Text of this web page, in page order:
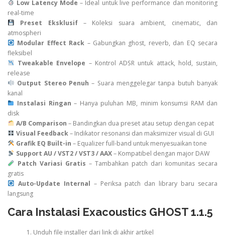
Low Latency Mode – Ideal untuk live performance dan monitoring
real-time
Preset Eksklusif– Koleksi suara ambient, cinematic, dan
atmospheri
Modular Effect Rack – Gabungkan ghost, reverb, dan EQ secara
fleksibel
Tweakable Envelope – Kontrol ADSR untuk attack, hold, sustain,
release
Output Stereo Penuh – Suara menggelegar tanpa butuh banyak
kanal
Instalasi Ringan – Hanya puluhan MB, minim konsumsi RAM dan
disk
A/B Comparison – Bandingkan dua preset atau setup dengan cepat
Visual Feedback– Indikator resonansi dan maksimizer visual di GUI
Grafik EQ Built-in – Equalizer full-band untuk menyesuaikan tone
Support AU / VST2 / VST3 / AAX– Kompatibel dengan major DAW
Patch Variasi Gratis – Tambahkan patch dari komunitas secara
gratis
Auto-Update Internal – Periksa patch dan library baru secara
langsung
Cara Instalasi Exacoustics GHOST 1.1.5
Unduh file installer dari link di akhir artikel